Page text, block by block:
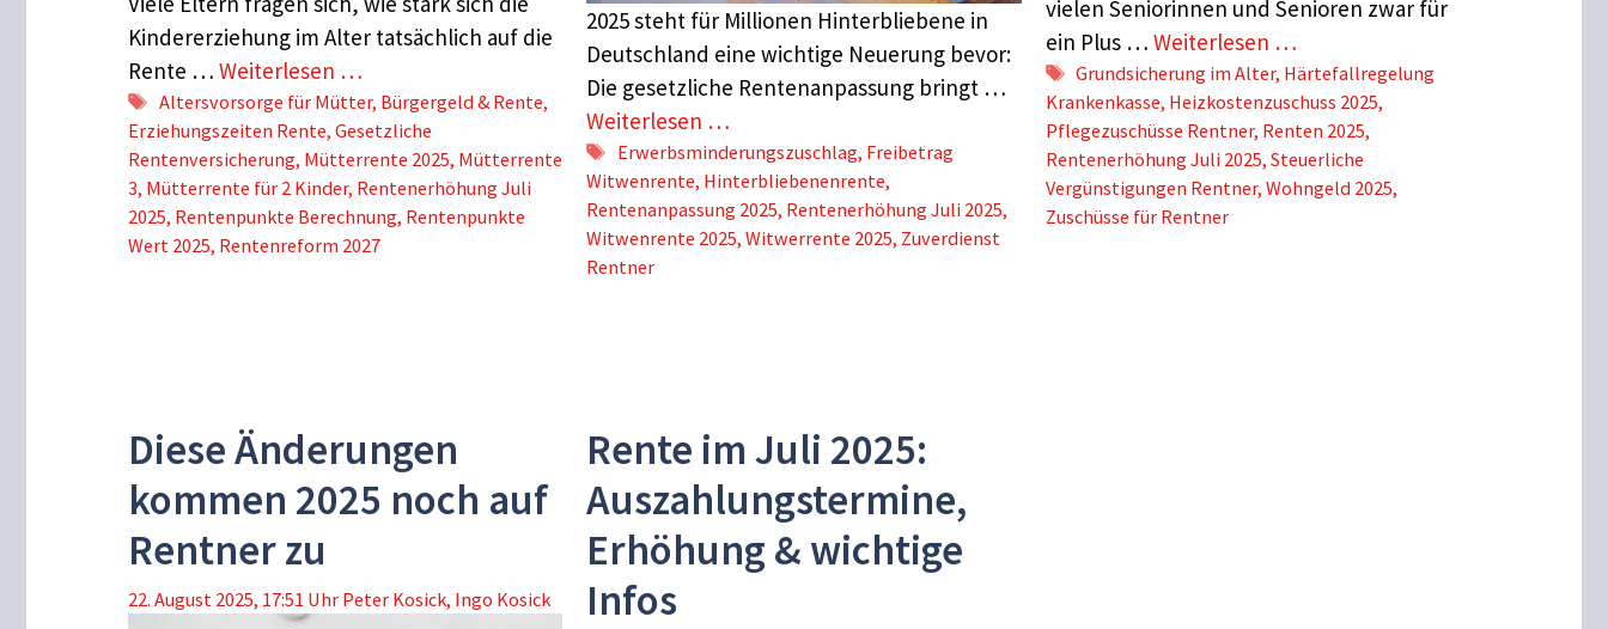
Kindererziehung im Alter tatsächlich auf die
Rente … Weiterlesen …
Schlagwörter
Altersvorsorge für Mütter, Bürgergeld & Rente,
Erziehungszeiten Rente, Gesetzliche
Rentenversicherung, Mütterrente 2025, Mütterrente
3, Mütterrente für 2 Kinder, Rentenerhöhung Juli
2025, Rentenpunkte Berechnung, Rentenpunkte
Wert 2025, Rentenreform 2027
2025 steht für Millionen Hinterbliebene in
Deutschland eine wichtige Neuerung bevor:
Die gesetzliche Rentenanpassung bringt …
Weiterlesen …
Schlagwörter
Erwerbsminderungszuschlag, Freibetrag
Witwenrente, Hinterbliebenenrente,
Rentenanpassung 2025, Rentenerhöhung Juli 2025,
Witwenrente 2025,Witwerrente 2025, Zuverdienst
Rentner
vielen Seniorinnen und Senioren zwar für
ein Plus … Weiterlesen …
Schlagwörter
Grundsicherung im Alter, Härtefallregelung
Krankenkasse, Heizkostenzuschuss 2025,
Pflegezuschüsse Rentner, Renten 2025,
Rentenerhöhung Juli 2025, Steuerliche
Vergünstigungen Rentner, Wohngeld 2025,
Zuschüsse für Rentner
Diese Änderungen
kommen 2025 noch auf
Rentner zu
22. August 2025, 17:51 Uhr Peter Kosick, Ingo Kosick
Rente im Juli 2025:
Auszahlungstermine,
Erhöhung & wichtige
Infos